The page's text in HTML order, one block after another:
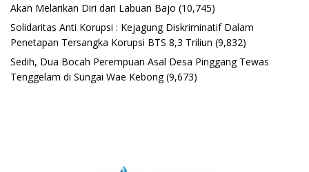
Akan Melarikan Diri dari Labuan Bajo (10,745)
Solidaritas Anti Korupsi : Kejagung Diskriminatif Dalam
Penetapan Tersangka Korupsi BTS 8,3 Triliun (9,832)
Sedih, Dua Bocah Perempuan Asal Desa Pinggang Tewas
Tenggelam di Sungai Wae Kebong (9,673)